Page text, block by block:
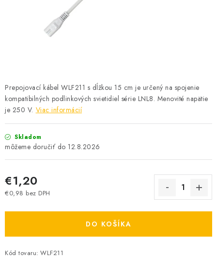
SEZÓNNE VÝPREDAJE POĽNOPOTREBY
DOM A ZÁHRADA
O NÁS - MEGALED & JANTON ZÁKAMENNÉ
Reklamácie a formulár na odstúpenie od zmluvy
Obchodné podmienky
Podmienky ochrany osobných údajov
Zľavy pre profíkov
Prepojovací kábel WLF211 s dĺžkou 15 cm je určený na spojenie
kompatibilných podlinkových svietidiel série LNL8. Menovité napätie
je 250 V. Viac informácií
Skladom
12.8.2026
€1,20
€0,98 bez DPH
DO KOŠÍKA
Kód tovaru: WLF211